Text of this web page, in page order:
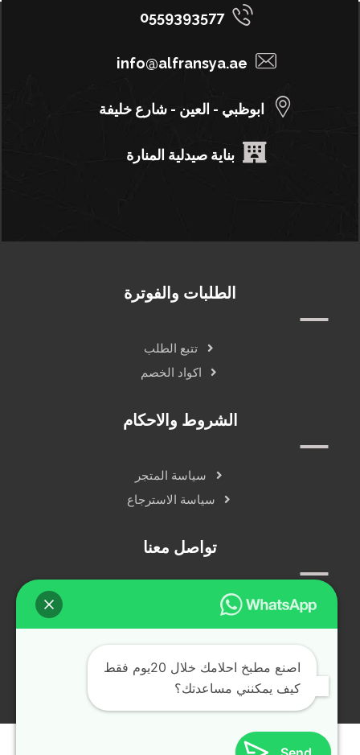
0559393577
info@alfransya.ae
ابوظبي - العين - شارع خليفة
بناية صيدلية المنارة
الطلبات والفوترة
تتبع الطلب
اكواد الخصم
الشروط والاحكام
سياسة المتجر
سياسة الاسترجاع
تواصل معنا
دردشة مباشرة
جميع الحقوق محفوظة © alfransya.ae ٢٠٢٤
اصنع مطبخ احلامك خلال 20يوم فقط
كيف يمكنني مساعدتك؟